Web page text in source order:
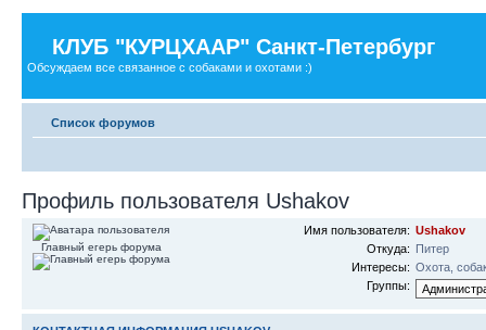
КЛУБ "КУРЦХААР" Санкт-Петербург
Обсуждаем все связанное с собаками и охотами :)
Список форумов
Профиль пользователя Ushakov
Главный егерь форума
Имя пользователя: Ushakov
Откуда: Питер
Интересы: Охота,
Группы: